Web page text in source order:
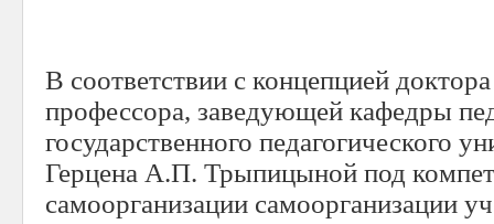
В соответствии с концепцией
профессора, заведующей кафедры
государственного педагогического
Герцена А.П. Трыпицыной под
самоорганизации самоорганизации